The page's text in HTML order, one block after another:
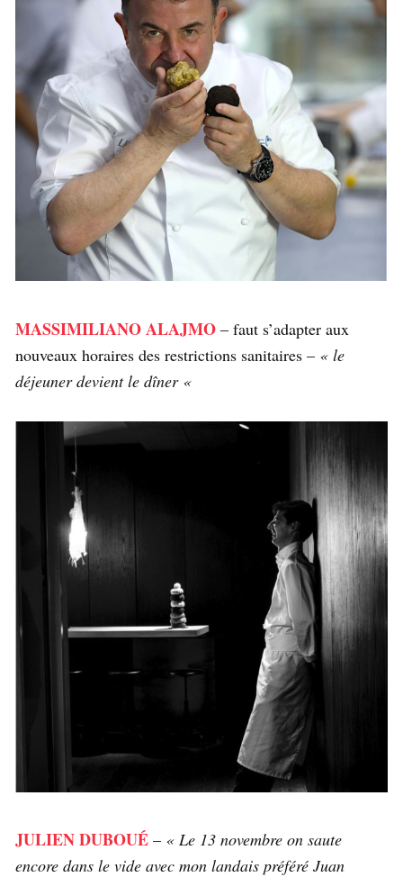
MASSIMILIANO ALAJMO – faut s’adapter aux
nouveaux horaires des restrictions sanitaires – « le
déjeuner devient le dîner «
JULIEN DUBOUÉ – « Le 13 novembre on saute
encore dans le vide avec mon landais préféré Juan